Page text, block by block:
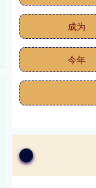
成为
今年